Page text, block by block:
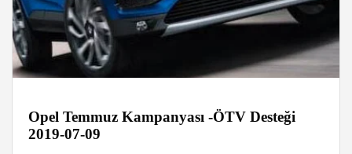
Opel Temmuz Kampanyası -ÖTV Desteği
2019-07-09